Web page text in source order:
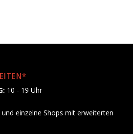
10 - 19 Uhr
einzelne Shops mit erweiterten